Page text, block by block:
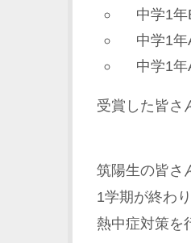
中学1
中学1
中学1
受賞した皆さ
筑陽生の皆さ
1学期が終わ
熱中症対策を